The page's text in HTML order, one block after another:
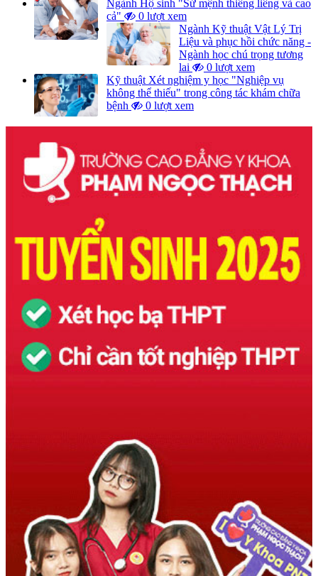
Ngành Hộ sinh "Sứ mệnh thiêng liêng và cao
cả"
0 lượt xem
Ngành Kỹ thuật Vật Lý Trị
Liệu và phục hồi chức năng -
Ngành học chú trọng tương
lai
0 lượt xem
Kỹ thuật Xét nghiệm y học "Nghiệp vụ
không thể thiếu" trong công tác khám chữa
bệnh
0 lượt xem